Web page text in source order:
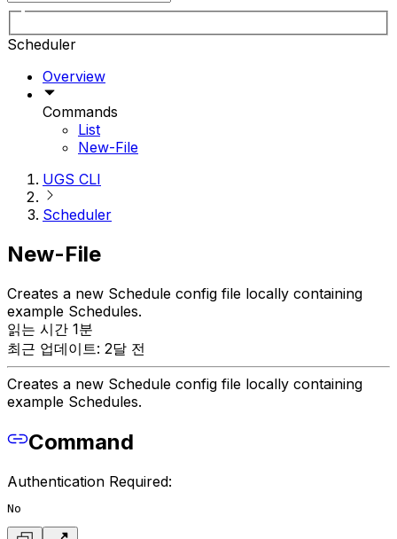
Scheduler
Overview
Commands
List
New-File
UGS CLI
Scheduler
New-File
Creates a new Schedule config file locally containing
example Schedules.
읽는 시간 1분
최근 업데이트: 2달 전
Creates a new Schedule config file locally containing
example Schedules.
Command
Authentication Required:
No